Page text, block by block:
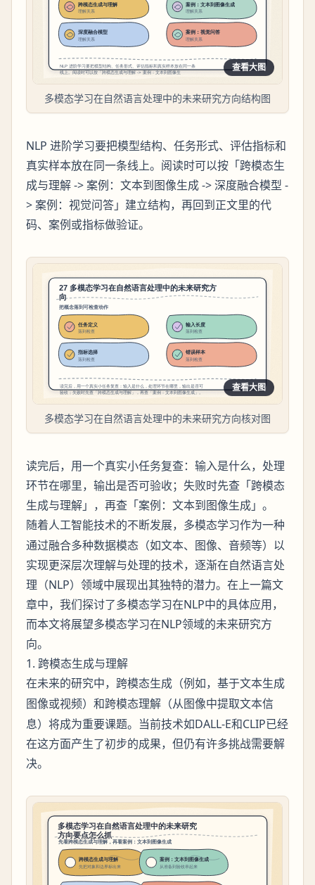
查看大图
多模态学习在自然语言处理中的未来研究方向结构图
NLP 进阶学习要把模型结构、任务形式、评估指标和
真实样本放在同一条线上。阅读时可以按「跨模态生
成与理解 -> 案例：文本到图像生成 -> 深度融合模型 -
> 案例：视觉问答」建立结构，再回到正文里的代
码、案例或指标做验证。
查看大图
多模态学习在自然语言处理中的未来研究方向核对图
读完后，用一个真实小任务复查：输入是什么，处理
环节在哪里，输出是否可验收；失败时先查「跨模态
生成与理解」，再查「案例：文本到图像生成」。
随着人工智能技术的不断发展， 多模态学习作为一种
通过融合多种数据模态（如文本、图像、音频等）以
实现更深层次理解与处理的技术，逐渐在自然语言处
理（NLP）领域中展现出其独特的潜力。在上一篇文
章中，我们探讨了多模态学习在NLP中的具体应用，
而本文将展望多模态学习在NLP领域的未来研究方
向。
1. 跨模态生成与理解
在未来的研究中， 跨模态生成 （例如，基于文本生成
图像或视频）和跨模态理解 （从图像中提取文本信
息）将成为重要课题。当前技术如DALL-E和CLIP已经
在这方面产生了初步的成果，但仍有许多挑战需要解
决。